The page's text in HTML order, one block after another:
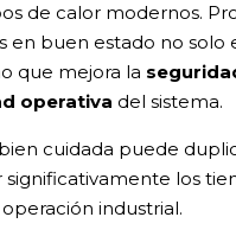
de calor modernos.
en buen estado no solo
que mejora la
operativa del sistema.
cuidada puede
significativamente los
industrial.